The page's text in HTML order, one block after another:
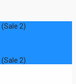
(Sale 2)
(Sale 2)